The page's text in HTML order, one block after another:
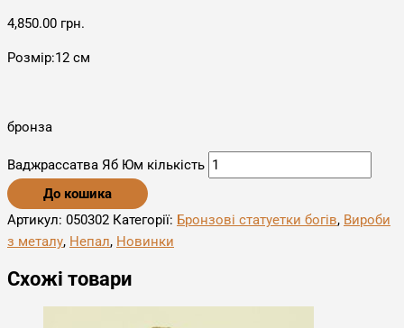
4,850.00 грн.
Розмір:12 см
бронза
Ваджрассатва Яб Юм кількість
До кошика
Артикул: 050302 Категорії: Бронзові статуетки богів, Вироби
з металу, Непал, Новинки
Схожі товари